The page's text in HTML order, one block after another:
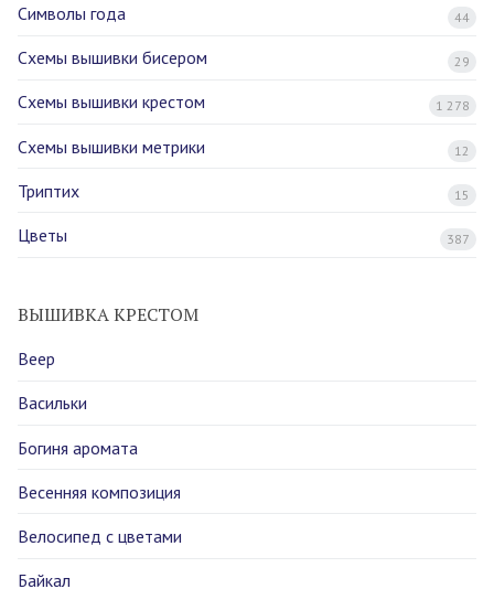
Символы года 44
Схемы вышивки бисером 29
Схемы вышивки крестом 1 278
Схемы вышивки метрики 12
Триптих 15
Цветы 387
ВЫШИВКА КРЕСТОМ
Веер
Васильки
Богиня аромата
Весенняя композиция
Велосипед с цветами
Байкал